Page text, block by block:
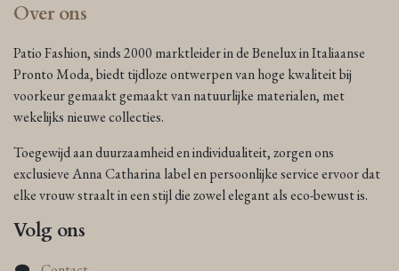
Over ons
Patio Fashion, sinds 2000 marktleider in de Benelux in Italiaanse
Pronto Moda, biedt tijdloze ontwerpen van hoge kwaliteit bij
voorkeur gemaakt gemaakt van natuurlijke materialen, met
wekelijks nieuwe collecties.
Toegewijd aan duurzaamheid en individualiteit, zorgen ons
exclusieve Anna Catharina label en persoonlijke service ervoor dat
elke vrouw straalt in een stijl die zowel elegant als eco-bewust is.
Volg ons